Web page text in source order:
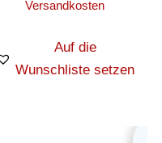
Versandkosten
Auf die
Wunschliste setzen